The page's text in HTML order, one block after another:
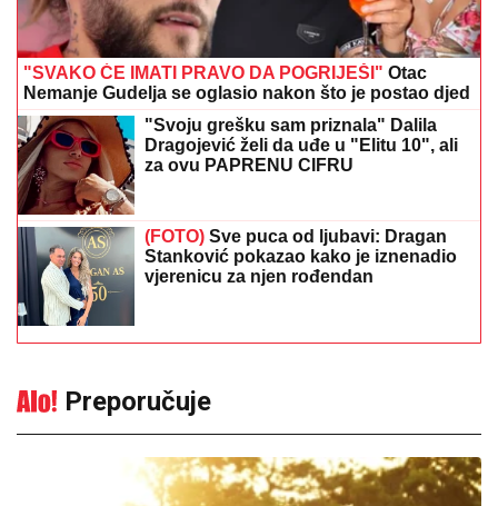
"SVAKO ĆE IMATI PRAVO DA POGRIJEŠI" Otac
Nemanje Gudelja se oglasio nakon što je postao djed
"Svoju grešku sam priznala" Dalila
Dragojević želi da uđe u "Elitu 10", ali
za ovu PAPRENU CIFRU
(FOTO) Sve puca od ljubavi: Dragan
Stanković pokazao kako je iznenadio
vjerenicu za njen rođendan
Preporučuje